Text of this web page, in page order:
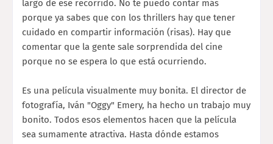
largo de ese recorrido. No te puedo contar más
porque ya sabes que con los thrillers hay que tener
cuidado en compartir información (risas). Hay que
comentar que la gente sale sorprendida del cine
porque no se espera lo que está ocurriendo.
Es una película visualmente muy bonita. El director de
fotografía, Iván "Oggy" Emery, ha hecho un trabajo muy
bonito. Todos esos elementos hacen que la película
sea sumamente atractiva. Hasta dónde estamos